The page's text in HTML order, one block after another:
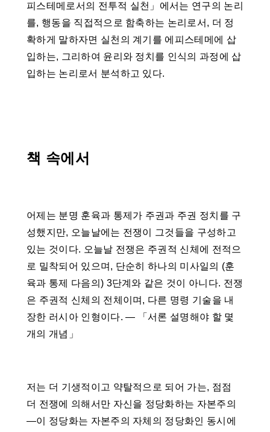
피스테메로서의 전투적 실천」에서는 연구의 논리
를, 행동을 직접적으로 함축하는 논리로서, 더 정
확하게 말하자면 실천의 계기를 에피스테메에 삽
입하는, 그리하여 윤리와 정치를 인식의 과정에 삽
입하는 논리로서 분석하고 있다.
책 속에서
어제는 분명 훈육과 통제가 주권과 주권 정치를 구
성했지만, 오늘날에는 전쟁이 그것들을 구성하고
있는 것이다. 오늘날 전쟁은 주권적 신체에 전적으
로 밀착되어 있으며, 단순히 하나의 미사일의 (훈
육과 통제 다음의) 3단계와 같은 것이 아니다. 전쟁
은 주권적 신체의 전체이며, 다른 명령 기술을 내
장한 러시아 인형이다. ― 「서론 설명해야 할 몇
개의 개념」
저는 더 기생적이고 약탈적으로 되어 가는, 점점
더 전쟁에 의해서만 자신을 정당화하는 자본주의
―이 정당화는 자본주의 자체의 정당화인 동시에